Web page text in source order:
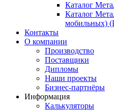
Каталог
Каталог
мобильных)
Контакты
О компании
Производство
Поставщики
Дипломы
Наши проекты
Бизнес-партнёры
Информация
Калькуляторы